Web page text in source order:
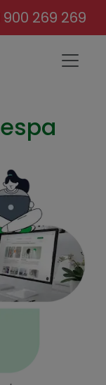
900 269 269